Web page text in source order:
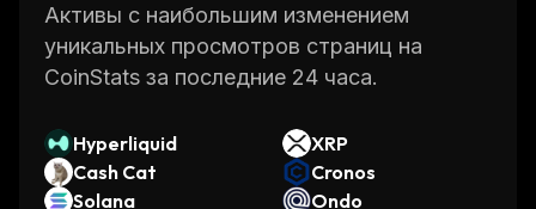
Активы с наибольшим изменением
уникальных просмотров страниц на
CoinStats за последние 24 часа.
Hyperliquid
XRP
Cash Cat
Cronos
Solana
Ondo